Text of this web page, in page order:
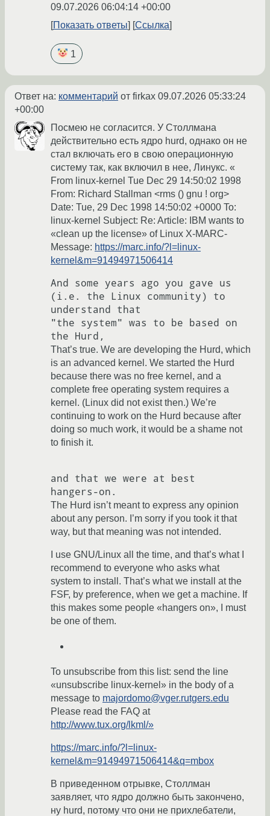
09.07.2026 06:04:14 +00:00
Показать ответы
Ссылка
1
Ответ на: комментарий от firkax 09.07.2026 05:33:24
+00:00
Посмею не согласится. У Столлмана
действительно есть ядро hurd, однако он не
стал включать его в свою операционную
систему так, как включил в нее, Линукс. «
From linux-kernel Tue Dec 29 14:50:02 1998
From: Richard Stallman <rms () gnu ! org>
Date: Tue, 29 Dec 1998 14:50:02 +0000 To:
linux-kernel Subject: Re: Article: IBM wants to
«clean up the license» of Linux X-MARC-
Message: https://marc.info/?l=linux-
kernel&m=91494971506414
And some years ago you gave us
(i.e. the Linux community) to
understand that
"the system" was to be based on
That’s true. We are developing the Hurd, which
is an advanced kernel. We started the Hurd
because there was no free kernel, and a
complete free operating system requires a
kernel. (Linux did not exist then.) We’re
continuing to work on the Hurd because after
doing so much work, it would be a shame not
to finish it.
and that we were at best
The Hurd isn’t meant to express any opinion
about any person. I’m sorry if you took it that
way, but that meaning was not intended.
I use GNU/Linux all the time, and that’s what I
recommend to everyone who asks what
system to install. That’s what we install at the
FSF, by preference, when we get a machine. If
this makes some people «hangers on», I must
be one of them.
To unsubscribe from this list: send the line
«unsubscribe linux-kernel» in the body of a
message to majordomo@vger.rutgers.edu
Please read the FAQ at
http://www.tux.org/lkml/»
https://marc.info/?l=linux-
kernel&m=91494971506414&q=mbox
В приведенном отрывке, Столлман
заявляет, что ядро должно быть закончено,
ну hurd, потому что они не прихлебатели,